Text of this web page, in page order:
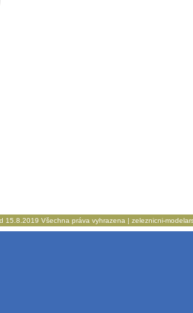
15.8.2019 Všechna práva vyhrazena | zeleznicni-